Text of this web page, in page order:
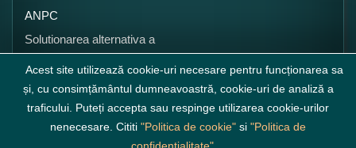
ANPC
Solutionarea alternativa a
litigiilor
Acest site utilizează cookie-uri necesare pentru funcționarea sa
și, cu consimțământul dumneavoastră, cookie-uri de analiză a
traficului. Puteți accepta sau respinge utilizarea cookie-urilor
nenecesare. Cititi "Politica de cookie" si "Politica de